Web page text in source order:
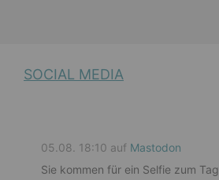
SOCIAL MEDIA
05.08. 18:10 auf Mastodon
Sie kommen für ein Selfie zum